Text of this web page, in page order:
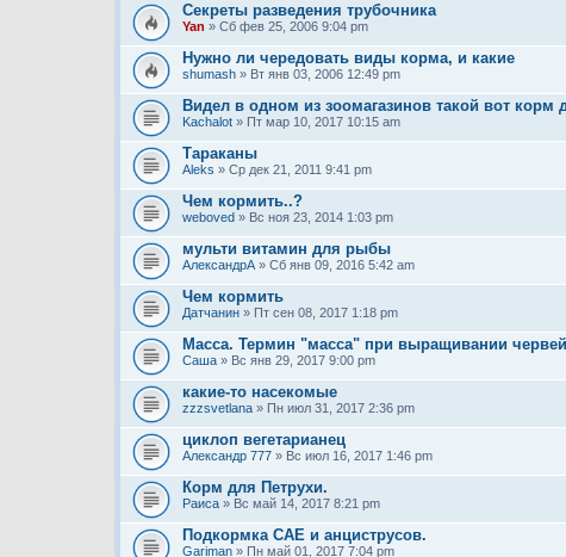
Секреты разведения трубочника
Yan » Сб фев 25, 2006 9:04 pm
Нужно ли чередовать виды корма, и какие
shumash » Вт янв 03, 2006 12:49 pm
Видел в одном из зоомагазинов такой вот корм
Kachalot » Пт мар 10, 2017 10:15 am
Тараканы
Aleks » Ср дек 21, 2011 9:41 pm
Чем кормить..?
weboved » Вс ноя 23, 2014 1:03 pm
мульти витамин для рыбы
АлександрА » Сб янв 09, 2016 5:42 am
Чем кормить
Датчанин » Пт сен 08, 2017 1:18 pm
Масса. Термин "масса" при выращивании червей
Саша » Вс янв 29, 2017 9:00 pm
какие-то насекомые
zzzsvetlana » Пн июл 31, 2017 2:36 pm
циклоп вегетарианец
Александр 777 » Вс июл 16, 2017 1:46 pm
Корм для Петрухи.
Раиса » Вс май 14, 2017 8:21 pm
Подкормка САЕ и анциструсов.
Gariman » Пн май 01, 2017 7:04 pm